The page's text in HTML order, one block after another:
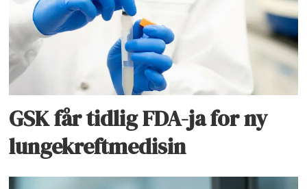
GSK får tidlig FDA-ja for ny
lungekreftmedisin